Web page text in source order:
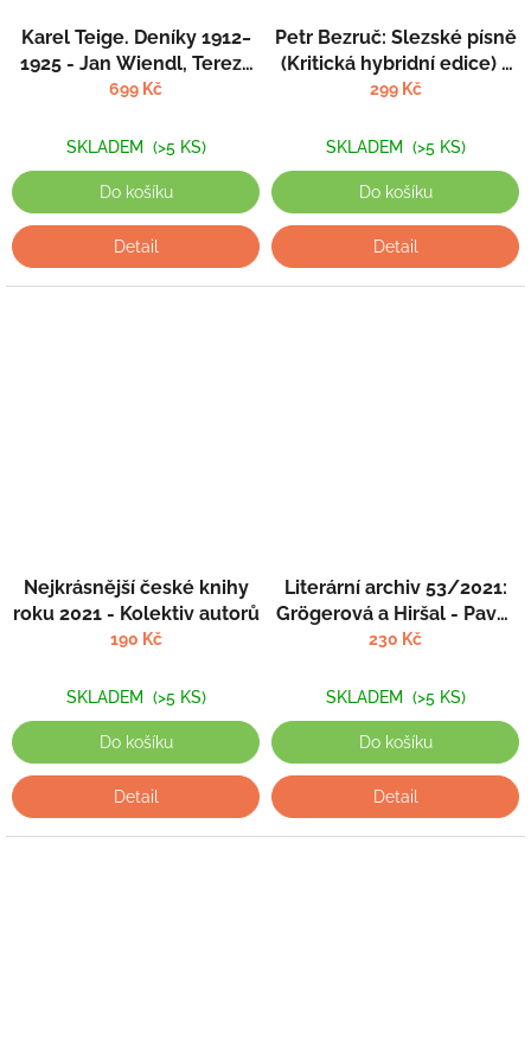
Karel Teige. Deníky 1912‒
1925 - Jan Wiendl, Tereza
Sudzinová, Tomáš Pavlíček
699 Kč
SKLADEM (>5 KS)
Do košíku
Detail
Petr Bezruč: Slezské písně
(Kritická hybridní edice) -
Jiří Flaišman, Michal Kosák,
299 Kč
SKLADEM (>5 KS)
Do košíku
Detail
Nejkrásnější české knihy
roku 2021 - Kolektiv autorů
190 Kč
SKLADEM (>5 KS)
Do košíku
Detail
Literární archiv 53/2021:
Grögerová a Hiršal - Pavel
Novotný (ed.)
230 Kč
SKLADEM (>5 KS)
Do košíku
Detail